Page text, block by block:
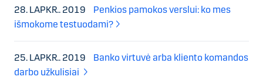
28. LAPKR.. 2019
Penkios pamokos verslui: ko mes
išmokome testuodami?
25. LAPKR.. 2019
Banko virtuvė arba kliento komandos
darbo užkulisiai